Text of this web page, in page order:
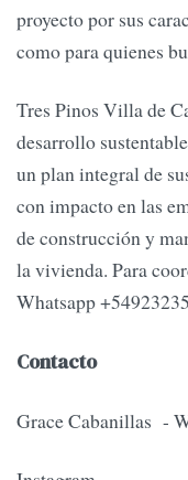
proyecto por sus
como para quienes
Tres Pinos Villa de
desarrollo
un plan integral de
con impacto en las
de construcción y
la vivienda. Para
Whatsapp
Contacto
Grace Cabanillas -